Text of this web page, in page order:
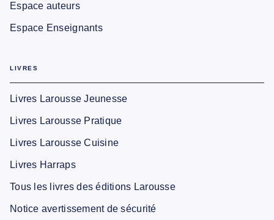
Espace auteurs
Espace Enseignants
LIVRES
Livres Larousse Jeunesse
Livres Larousse Pratique
Livres Larousse Cuisine
Livres Harraps
Tous les livres des éditions Larousse
Notice avertissement de sécurité